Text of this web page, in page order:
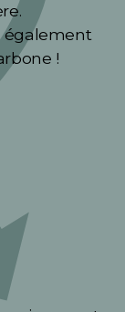
également
!